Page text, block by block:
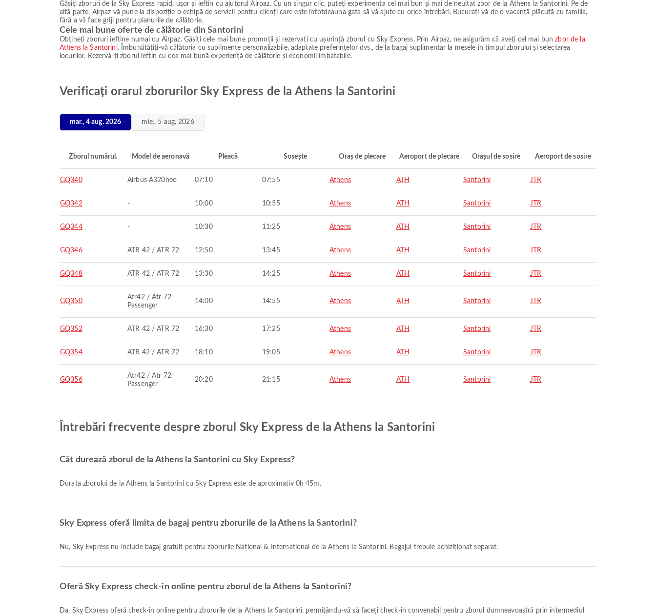
Găsiți zboruri de la Sky Express rapid, ușor și ieftin cu ajutorul Airpaz. Cu un singur clic, puteți experimenta cel mai bun și mai de neuitat zbor de la Athens la Santorini. Pe de
altă parte, Airpaz vă pune la dispoziție o echipă de servicii pentru clienți care este întotdeauna gata să vă ajute cu orice întrebări. Bucurați-vă de o vacanță plăcută cu familia,
fără a vă face griji pentru planurile de călătorie.
Cele mai bune oferte de călătorie din Santorini
Obțineți zboruri ieftine numai cu Airpaz. Găsiți cele mai bune promoții și rezervați cu ușurință zborul cu Sky Express. Prin Airpaz, ne asigurăm că aveți cel mai bunzbor de la
Athens la Santorini. Îmbunătățiți-vă călătoria cu suplimente personalizabile, adaptate preferințelor dvs., de la bagaj suplimentar la mesele în timpul zborului și selectarea
locurilor. Rezervă-ți zborul ieftin cu cea mai bună experiență de călătorie și economii imbatabile.
Verificați orarul zborurilor Sky Express de la Athens la Santorini
mar., 4 aug. 2026 mie., 5 aug. 2026
Zborul numărul. Model de aeronavă Pleacă Sosește Oraș de plecare Aeroport de plecare Orașul de sosire Aeroport de sosire
GQ340 Airbus A320neo 07:10 07:55 Athens ATH Santorini JTR
GQ342 - 10:00 10:55 Athens ATH Santorini JTR
GQ344 - 10:30 11:25 Athens ATH Santorini JTR
GQ346 ATR 42 / ATR 72 12:50 13:45 Athens ATH Santorini JTR
GQ348 ATR 42 / ATR 72 13:30 14:25 Athens ATH Santorini JTR
GQ350
Atr42 / Atr 72
Passenger
14:00 14:55 Athens ATH Santorini JTR
GQ352 ATR 42 / ATR 72 16:30 17:25 Athens ATH Santorini JTR
GQ354 ATR 42 / ATR 72 18:10 19:05 Athens ATH Santorini JTR
GQ356
Atr42 / Atr 72
Passenger
20:20 21:15 Athens ATH Santorini JTR
Întrebări frecvente despre zborul Sky Express de la Athens la Santorini
Cât durează zborul de la Athens la Santorini cu Sky Express?
Durata zborului de la Athens la Santorini cu Sky Express este de aproximativ 0h 45m.
Sky Express oferă limita de bagaj pentru zborurile de la Athens la Santorini?
Nu, Sky Express nu include bagaj gratuit pentru zborurile Național & Internațional de la Athens la Santorini. Bagajul trebuie achiziționat separat.
Oferă Sky Express check-in online pentru zborul de la Athens la Santorini?
Da, Sky Express oferă check-in online pentru zborurile de la Athens la Santorini, permițându-vă să faceți check-in convenabil pentru zborul dumneavoastră prin intermediul